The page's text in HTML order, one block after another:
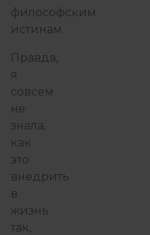
философским
истинам.
Правда,
я
совсем
не
знала,
как
это
внедрить
в
жизнь
так,